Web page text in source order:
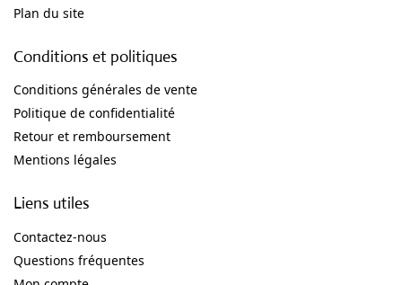
Plan du site
Conditions et politiques
Conditions générales de vente
Politique de confidentialité
Retour et remboursement
Mentions légales
Liens utiles
Contactez-nous
Questions fréquentes